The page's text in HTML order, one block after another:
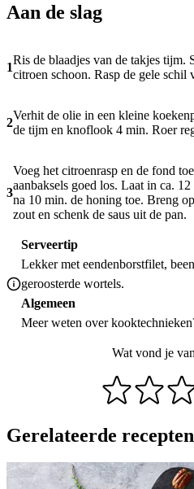
Aan de slag
1
Ris de blaadjes van de takjes
citroen schoon. Rasp de gele schil
2
Verhit de olie in een kleine
de tijm en knoflook 4 min. Roer
3
Voeg het citroenrasp en de fond
aanbaksels goed los. Laat in ca.
na 10 min. de honing toe. Breng
zout en schenk de saus uit de pan.
Serveertip
Lekker met eendenborstfilet,
geroosterde wortels.
Algemeen
Meer weten overkooktechnieken
Wat vond je
Gerelateerde recepten